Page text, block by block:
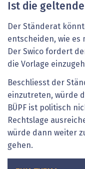
Ist die
Der Ständerat
entscheiden, wie es
Der Swico fordert
die Vorlage
Beschliesst der
einzutreten, würde
BÜPF ist politisch
Rechtslage
würde dann weiter
gehen.